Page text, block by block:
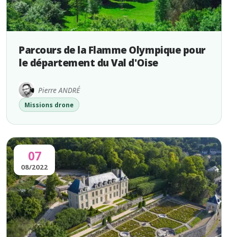
Parcours de la Flamme Olympique pour
le département du Val d'Oise
Pierre ANDRÉ
Missions drone
07
08/2022